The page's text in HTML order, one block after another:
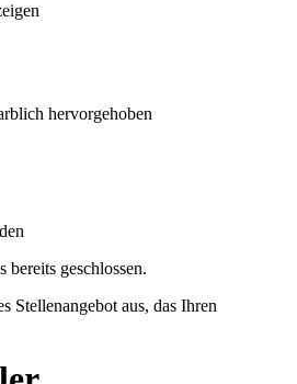
hervorgehoben
bereits geschlossen.
Stellenangebot aus, das Ihren